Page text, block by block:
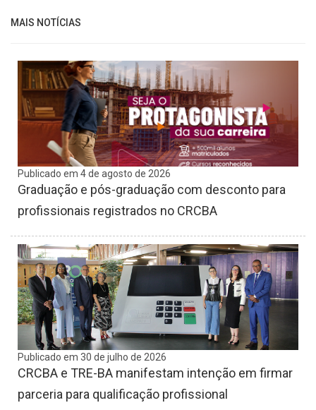
MAIS NOTÍCIAS
Publicado em 4 de agosto de 2026
Graduação e pós-graduação com desconto para
profissionais registrados no CRCBA
Publicado em 30 de julho de 2026
CRCBA e TRE-BA manifestam intenção em firmar
parceria para qualificação profissional